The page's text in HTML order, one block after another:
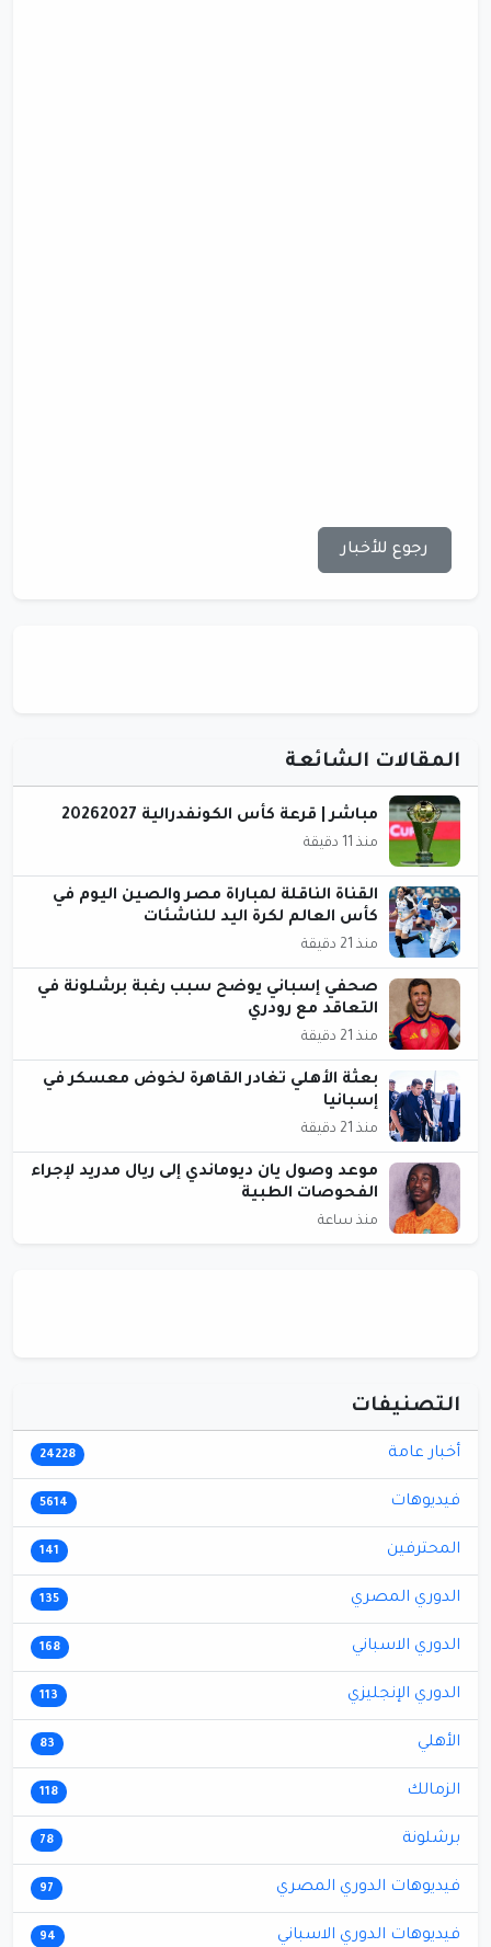
رجوع للأخبار
المقالات الشائعة
مباشر | قرعة كأس الكونفدرالية 20262027
منذ 11 دقيقة
القناة الناقلة لمباراة مصر والصين اليوم في
كأس العالم لكرة اليد للناشئات
منذ 21 دقيقة
صحفي إسباني يوضح سبب رغبة برشلونة في
التعاقد مع رودري
منذ 21 دقيقة
بعثة الأهلي تغادر القاهرة لخوض معسكر في
إسبانيا
منذ 21 دقيقة
موعد وصول يان ديوماندي إلى ريال مدريد لإجراء
الفحوصات الطبية
منذ ساعة
التصنيفات
أخبار عامة 24228
فيديوهات 5614
المحترفين 141
الدوري المصري 135
الدوري الاسباني 168
الدوري الإنجليزي 113
الأهلي 83
الزمالك 118
برشلونة 78
فيديوهات الدوري المصري 97
فيديوهات الدوري الاسباني 94